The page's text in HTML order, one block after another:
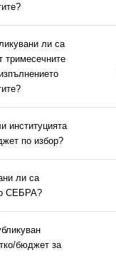
ли са
тримесечните
институцията
по избор?
ли са
СЕБРА?
бюджет за